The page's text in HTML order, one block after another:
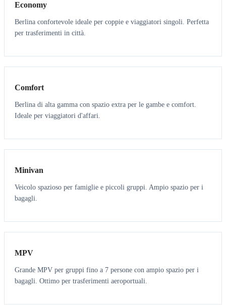
Economy
Berlina confortevole ideale per coppie e viaggiatori singoli. Perfetta
per trasferimenti in città.
3 3
Comfort
Berlina di alta gamma con spazio extra per le gambe e comfort.
Ideale per viaggiatori d'affari.
6 5
Minivan
Veicolo spazioso per famiglie e piccoli gruppi. Ampio spazio per i
bagagli.
7 7
MPV
Grande MPV per gruppi fino a 7 persone con ampio spazio per i
bagagli. Ottimo per trasferimenti aeroportuali.